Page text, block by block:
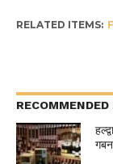
RELATED ITEMS:
RECOMMENDED